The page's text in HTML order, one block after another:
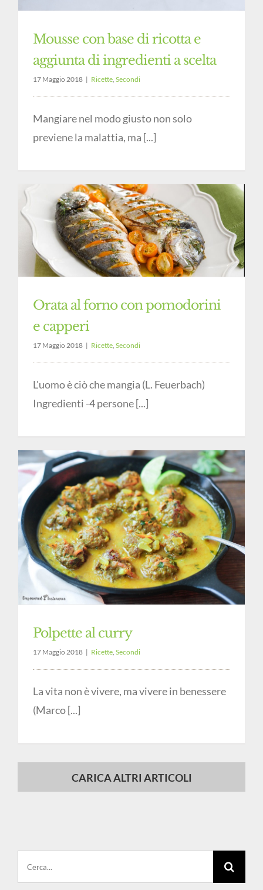
Mousse con base di ricotta e
aggiunta di ingredienti a scelta
17 Maggio 2018 | Ricette Secondi
Mangiare nel modo giusto non solo
previene la malattia, ma [...]
Orata al forno con pomodorini
e capperi
17 Maggio 2018 | Ricette Secondi
L'uomo è ciò che mangia (L. Feuerbach)
Ingredienti -4 persone [...]
Polpette al curry
17 Maggio 2018 | Ricette, Secondi
La vita non è vivere, ma vivere in benessere
(Marco [...]
CARICA ALTRI ARTICOLI